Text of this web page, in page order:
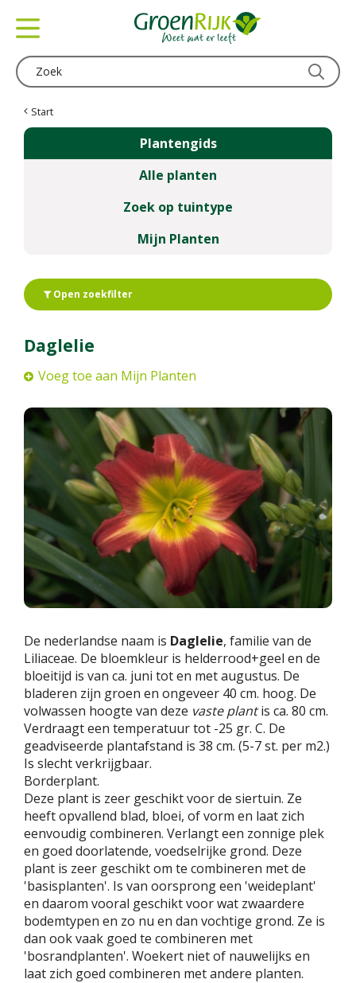
Start
Plantengids
Alle planten
Zoek op tuintype
Mijn Planten
Open zoekfilter
Daglelie
Voeg toe aan Mijn Planten
De nederlandse naam is Daglelie, familie van de
Liliaceae. De bloemkleur is helderrood+geel en de
bloeitijd is van ca. juni tot en met augustus. De
bladeren zijn groen en ongeveer 40 cm. hoog. De
volwassen hoogte van deze vaste plantis ca. 80 cm.
Verdraagt een temperatuur tot -25 gr. C. De
geadviseerde plantafstand is 38 cm. (5-7 st. per m2.)
Is slecht verkrijgbaar.
Borderplant.
Deze plant is zeer geschikt voor de siertuin. Ze
heeft opvallend blad, bloei, of vorm en laat zich
eenvoudig combineren. Verlangt een zonnige plek
en goed doorlatende, voedselrijke grond. Deze
plant is zeer geschikt om te combineren met de
'basisplanten'. Is van oorsprong een 'weideplant'
en daarom vooral geschikt voor wat zwaardere
bodemtypen en zo nu en dan vochtige grond. Ze is
dan ook vaak goed te combineren met
'bosrandplanten'. Woekert niet of nauwelijks en
laat zich goed combineren met andere planten.